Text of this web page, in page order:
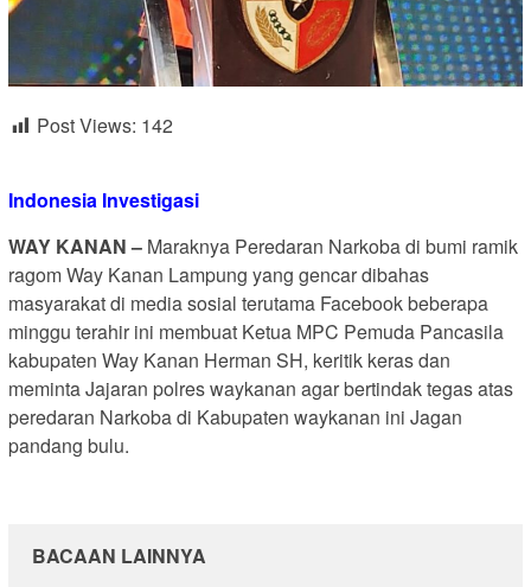
Post Views: 142
Indonesia Investigasi
WAY KANAN – Maraknya Peredaran Narkoba di bumi ramik
ragom Way Kanan Lampung yang gencar dibahas
masyarakat di media sosial terutama Facebook beberapa
minggu terahir ini membuat Ketua MPC Pemuda Pancasila
kabupaten Way Kanan Herman SH, keritik keras dan
meminta Jajaran polres waykanan agar bertindak tegas atas
peredaran Narkoba di Kabupaten waykanan ini Jagan
pandang bulu.
BACAAN LAINNYA